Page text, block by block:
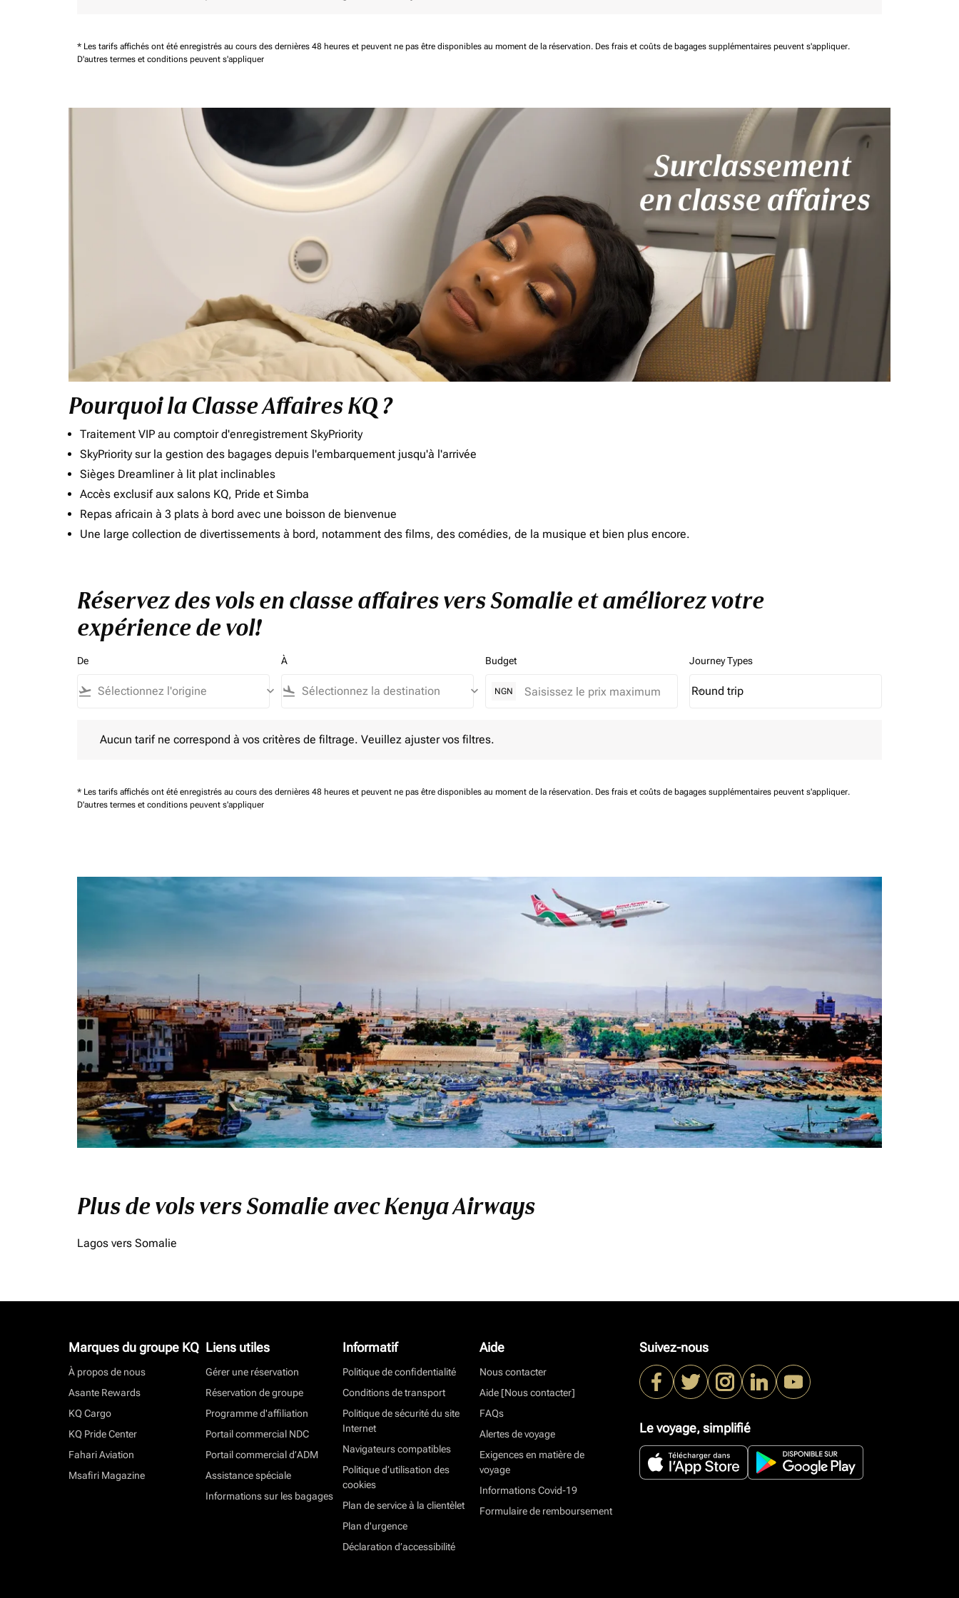
* Les tarifs affichés ont été enregistrés au cours des dernières 48 heures et peuvent ne pas être disponibles au moment de la réservation. Des frais et coûts de bagages supplémentaires peuvent s'appliquer.
D'autres termes et conditions peuvent s'appliquer
Pourquoi la Classe Affaires KQ ?
Traitement VIP au comptoir d'enregistrement SkyPriority
SkyPriority sur la gestion des bagages depuis l'embarquement jusqu'à l'arrivée
Sièges Dreamliner à lit plat inclinables
Accès exclusif aux salons KQ, Pride et Simba
Repas africain à 3 plats à bord avec une boisson de bienvenue
Une large collection de divertissements à bord, notamment des films, des comédies, de la musique et bien plus encore.
Réservez des vols en classe affaires vers Somalie et améliorez votre
expérience de vol!
De
flight_takeoff keyboard_arrow_down
À
flight_land keyboard_arrow_down
Budget
NGN
Journey Types
Journey Types option Round trip Selected
Round trip
keyboard_arrow_down
Aucun tarif ne correspond à vos critères de filtrage. Veuillez ajuster vos filtres.
* Les tarifs affichés ont été enregistrés au cours des dernières 48 heures et peuvent ne pas être disponibles au moment de la réservation. Des frais et coûts de bagages supplémentaires peuvent s'appliquer.
D'autres termes et conditions peuvent s'appliquer
Plus de vols vers Somalie avec Kenya Airways
Lagos vers Somalie
Marques du groupe KQ
À propos de nous
Asante Rewards
KQ Cargo
KQ Pride Center
Fahari Aviation
Msafiri Magazine
Liens utiles
Gérer une réservation
Réservation de groupe
Programme d'affiliation
Portail commercial NDC
Portail commercial d’ADM
Assistance spéciale
Informations sur les bagages
Informatif
Politique de confidentialité
Conditions de transport
Politique de sécurité du site
Internet
Navigateurs compatibles
Politique d’utilisation des
cookies
Plan de service à la clientèlet
Plan d'urgence
Déclaration d’accessibilité
Aide
Nous contacter
Aide [Nous contacter]
FAQs
Alertes de voyage
Exigences en matière de
voyage
Informations Covid-19
Formulaire de remboursement
Suivez-nous
Le voyage, simplifié